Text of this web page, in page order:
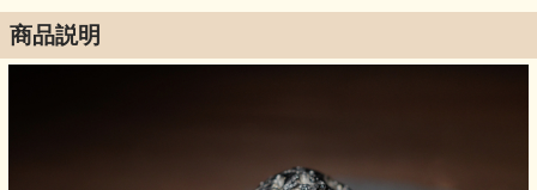
商品説明